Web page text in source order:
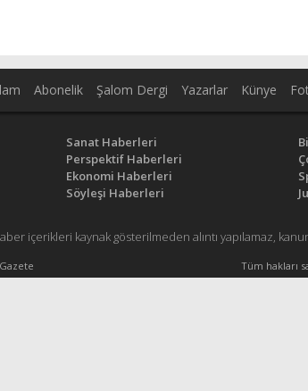
Abonelik Şalom Dergi Yazarlar Künye
Sanat Haberleri
Perspektif Haberleri
Ekonomi Haberleri
Söyleşi Haberleri
içerikleri kaynak gösterilmeden alıntı yapılamaz,
Tüm hakları